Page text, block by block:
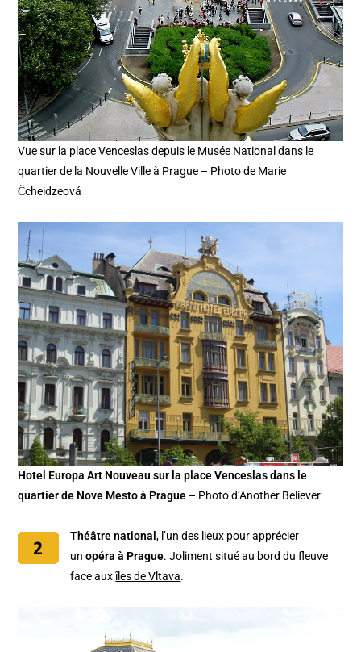
Vue sur la place Venceslas depuis le Musée National dans le
quartier de la Nouvelle Ville à Prague – Photo de Marie
Čcheidzeová
Hotel Europa Art Nouveau sur la place Venceslas dans le
quartier de Nove Mesto à Prague – Photo d’Another Believer
Théâtre national, l’un des lieux pour apprécier
unopéra à Prague. Joliment situé au bord du fleuve
face auxîles de Vltava.